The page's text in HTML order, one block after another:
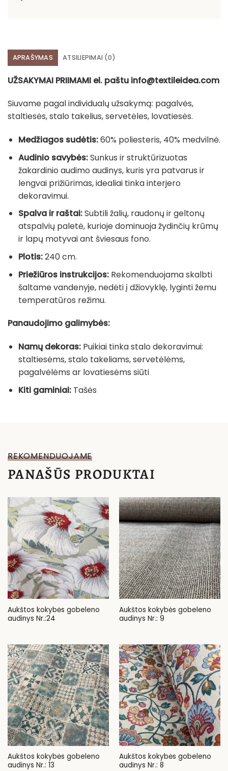
APRAŠYMAS ATSILIEPIMAI (0)
UŽSAKYMAI PRIIMAMI el. paštu info@textileidea.com
Siuvame pagal individualų užsakymą: pagalvės,
staltiesės, stalo takelius, servetėles, lovatiesės.
Medžiagos sudėtis:60% poliesteris, 40% medvilnė.
Audinio savybės:Sunkus ir struktūrizuotas
žakardinio audimo audinys, kuris yra patvarus ir
lengvai prižiūrimas, idealiai tinka interjero
dekoravimui.
Spalva ir raštai:Subtili žalių, raudonų ir geltonų
atspalvių paletė, kurioje dominuoja žydinčių krūmų
ir lapų motyvai ant šviesaus fono.
Plotis:240 cm.
Priežiūros instrukcijos:Rekomenduojama skalbti
šaltame vandenyje, nedėti į džiovyklę, lyginti žemu
temperatūros režimu.
Panaudojimo galimybės:
Namų dekoras:Puikiai tinka stalo dekoravimui:
staltiesėms, stalo takeliams, servetėlėms,
pagalvėlėms ar lovatiesėms siūti
Kiti gaminiai: Tašės
REKOMENDUOJAME
PANAŠŪS PRODUKTAI
Aukštos kokybės gobeleno
audinys Nr.:24
Aukštos kokybės gobeleno
audinys Nr.: 9
Aukštos kokybės gobeleno
audinys Nr.: 13
Aukštos kokybės gobeleno
audinys Nr.: 8